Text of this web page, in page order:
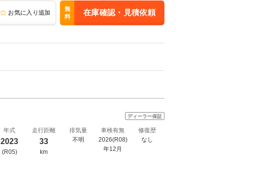
お気に入り追加
無
料
在庫確認・見積依頼
ディーラー保証
年式
2023
(R05)
走行距離
33
km
排気量
不明
車検有無
2026(R08)
年12月
修復歴
なし